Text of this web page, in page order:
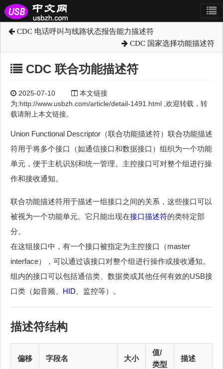
CDC 电话呼叫与线路状态报告能力描述符
CDC 国家选择功能描述符
CDC 联合功能描述符
2025-07-10
本文链接
为:http://www.usbzh.com/article/detail-1491.html ,欢迎转载，转
载请附上本文链接。
Union Functional Descriptor（联合功能描述符）联合功能描述
符用于将多个接口（如通信接口和数据接口）组织为一个功能
单元，便于主机识别和统一管理。主控接口可对整个组进行操
作和接收通知。
联合功能描述符用于描述一组接口之间的关系，这些接口可以
被视为一个功能单元。它只能出现在接口描述符的类特定部
分。
在这组接口中，有一个接口被指定为主控接口（master
interface），可以通过该接口对整个组进行操作或接收通知。
组内的接口可以包括通信类、数据类或其他任何有效的USB接
口类（如音频、 HID 、监控等）。
描述符结构
偏移 字段名 大小
值/
类型
描述